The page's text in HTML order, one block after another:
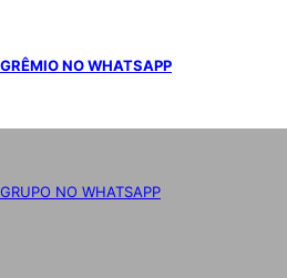
GRÊMIO NO WHATSAPP
GRUPO NO WHATSAPP